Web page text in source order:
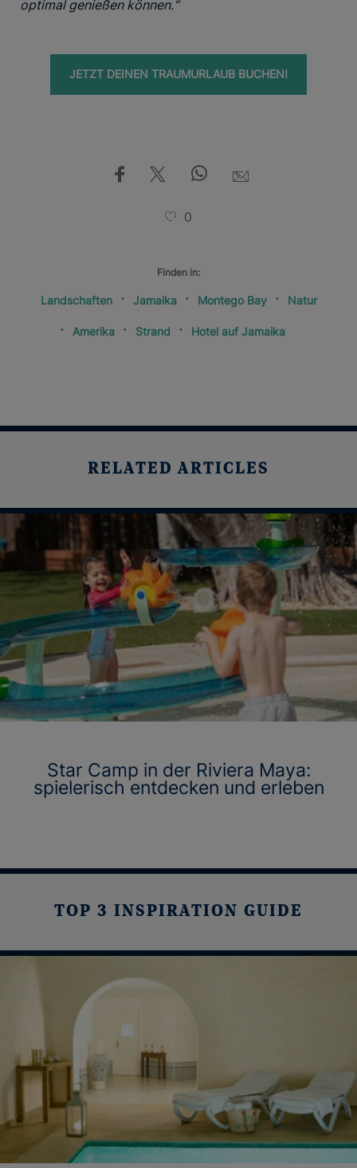
optimal genießen können.“
JETZT DEINEN TRAUMURLAUB BUCHEN!
0
Finden in:
Landschaften Jamaika Montego Bay Natur
Amerika Strand Hotel auf Jamaika
RELATED ARTICLES
Star Camp in der Riviera Maya:
spielerisch entdecken und erleben
TOP 3 INSPIRATION GUIDE